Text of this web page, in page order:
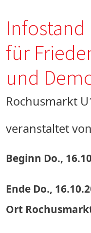
für
und
Rochusmarkt
veranstaltet
Beginn Do.,
Ende Do.,
Ort